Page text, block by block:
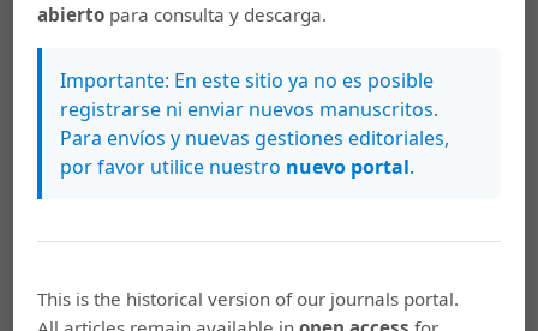
Pedrotti Bruno
De la informalidad a la formalidad urbana
en condominios de interés social del GAM:
adaptaciones, desafíos y lecciones para la
abierto para consulta y descarga.
Importante: En este sitio ya no es posible
registrarse ni enviar nuevos manuscritos.
Para envíos y nuevas gestiones editoriales,
por favor utilice nuestro nuevo portal.
This is the historical version of our journals portal.